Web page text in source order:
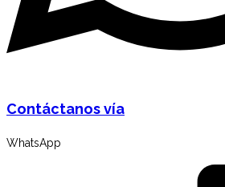
Contáctanos vía
WhatsApp